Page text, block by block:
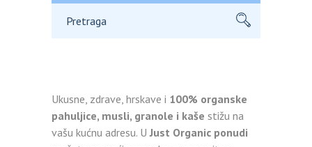
Ukusne, zdrave, hrskave i 100% organske
pahuljice, musli, granole i kaše stižu na
vašu kućnu adresu. UJust Organic ponudi
Search
for: